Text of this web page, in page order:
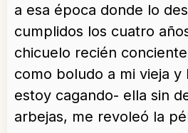
a esa época donde lo
cumplidos los cuatro
chicuelo recién
como boludo a mi vieja y
estoy cagando- ella sin
arbejas, me revoleó la